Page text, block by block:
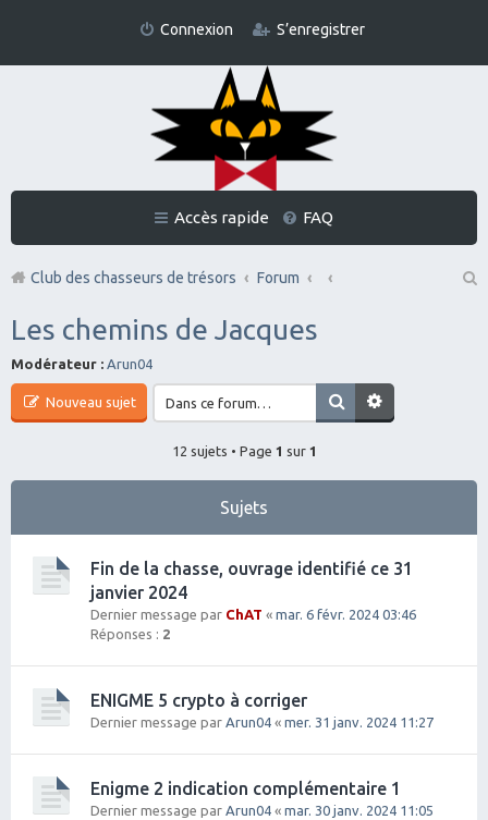
Connexion S’enregistrer
Accès rapide FAQ
Club des chasseurs de trésors
Forum
Les chemins de Jacques
Modérateur : Arun04
Nouveau sujet
12 sujets • Page 1 sur 1
Sujets
Fin de la chasse, ouvrage identifié ce 31
janvier 2024
Dernier message par ChAT « mar. 6 févr. 2024 03:46
Réponses : 2
ENIGME 5 crypto à corriger
Dernier message par Arun04 « mer. 31 janv. 2024 11:27
Enigme 2 indication complémentaire 1
Dernier message par Arun04 « mar. 30 janv. 2024 11:05